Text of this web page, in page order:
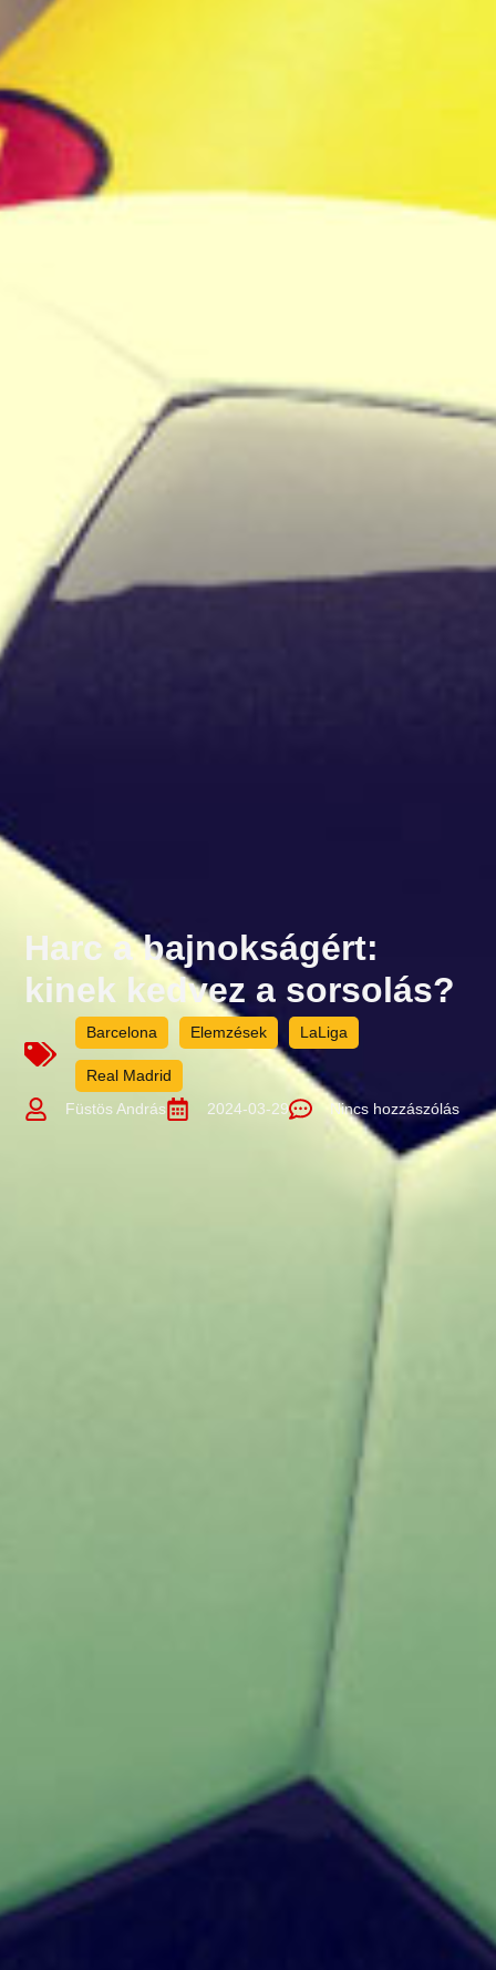
Harc a bajnokságért:
kinek kedvez a sorsolás?
Barcelona Elemzések LaLiga
Real Madrid
Füstös András
2024-03-29 Nincs hozzászólás